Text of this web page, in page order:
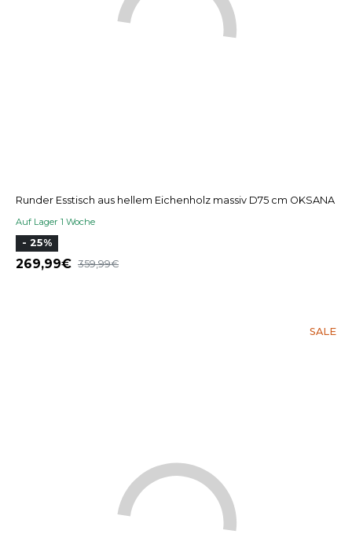
Runder Esstisch aus hellem Eichenholz massiv D75 cm OKSANA
Auf Lager 1 Woche
- 25%
269,99 359,99
SALE